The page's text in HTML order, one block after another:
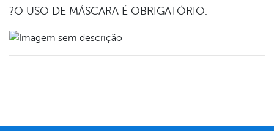
?O USO DE MÁSCARA É OBRIGATÓRIO.